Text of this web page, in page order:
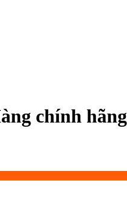
chính hãng